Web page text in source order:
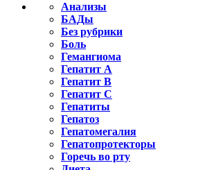
Анализы
БАДы
Без рубрики
Боль
Гемангиома
Гепатит A
Гепатит B
Гепатит C
Гепатиты
Гепатоз
Гепатомегалия
Гепатопротекторы
Горечь во рту